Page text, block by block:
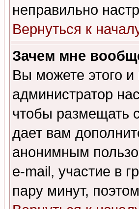
неправильно
Вернуться к
Зачем мне
Вы можете этого и
администратор
чтобы размещать
дает вам
анонимным
e-mail, участие в
пару минут,